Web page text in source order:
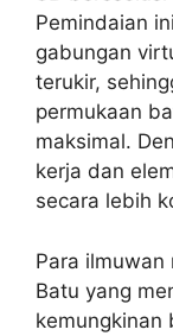
Pemindaian
gabungan
terukir,
permukaan
maksimal.
kerja dan
secara lebih
Para
Batu yang
kemungkinan